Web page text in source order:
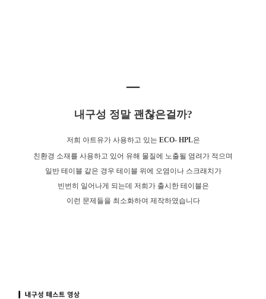
내구성 정말 괜찮은걸까?
저희 아트유가 사용하고 있는 ECO- HPL은
친환경 소재를 사용하고 있어 유해 물질에 노출될 염려가 적으며
일반 테이블 같은 경우 테이블 위에 오염이나 스크래치가
빈번히 일어나게 되는데 저희가 출시한 테이블은
이런 문제들을 최소화하여 제작하였습니다